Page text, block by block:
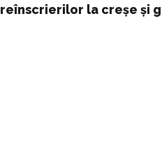
reînscrierilor la creșe și